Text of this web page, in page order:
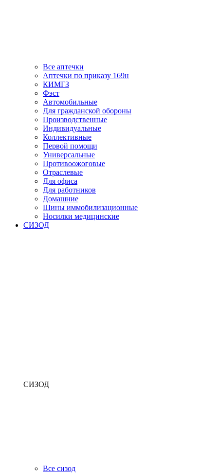
Все аптечки
Аптечки по приказу 169н
КИМГЗ
Фэст
Автомобильные
Для гражданской обороны
Производственные
Индивидуальные
Коллективные
Первой помощи
Универсальные
Противоожоговые
Отраслевые
Для офиса
Для работников
Домашние
Шины иммобилизационные
Носилки медицинские
СИЗОД
СИЗОД
Все сизод